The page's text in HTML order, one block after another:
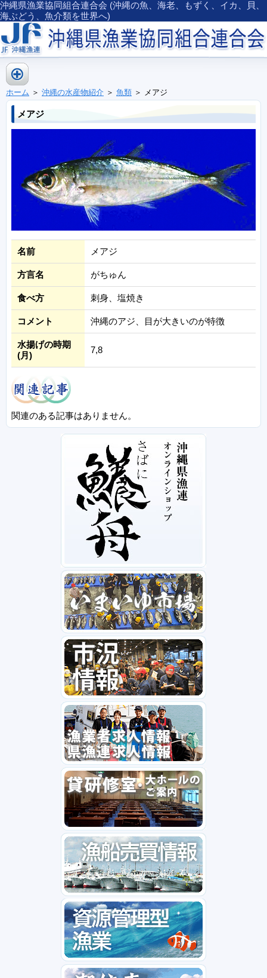
沖縄県漁業協同組合連合会 (沖縄の魚、海老、もずく、イカ、貝、
海ぶどう、魚介類を世界へ)
ホーム ＞ 沖縄の水産物紹介 ＞ 魚類 ＞ メアジ
メアジ
名前 メアジ
方言名 がちゅん
食べ方 刺身、塩焼き
コメント 沖縄のアジ、目が大きいのが特徴
水揚げの時期
(月)
7,8
関連のある記事はありません。